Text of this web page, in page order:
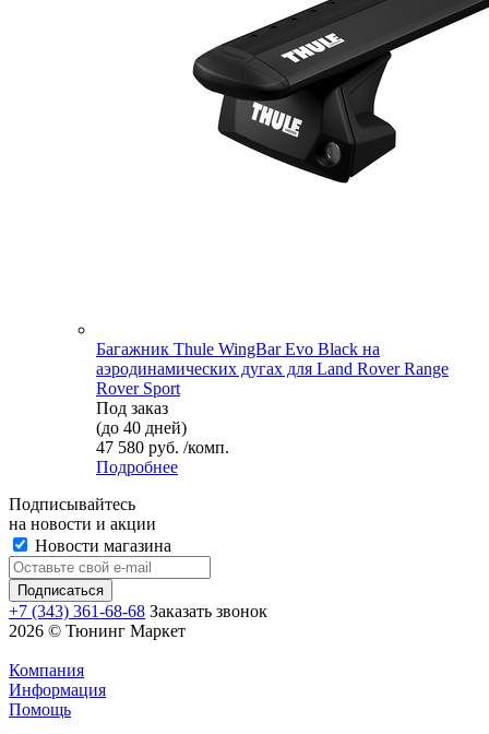
Багажник Thule WingBar Evo Black на
аэродинамических дугах для Land Rover Range
Rover Sport
Под заказ
(до 40 дней)
47 580 руб. /комп.
Подробнее
Подписывайтесь
на новости и акции
Новости магазина
+7 (343) 361-68-68 Заказать звонок
2026 © Тюнинг Маркет
Компания
Информация
Помощь